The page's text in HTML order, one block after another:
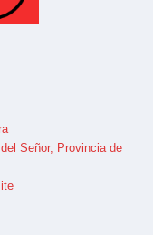
Señor, Provincia de